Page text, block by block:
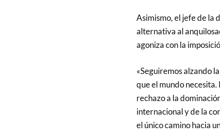
Asimismo, el jefe de la
alternativa al
agoniza con la
«Seguiremos alzando
que el mundo
rechazo a la
internacional y de la
el único camino hacia